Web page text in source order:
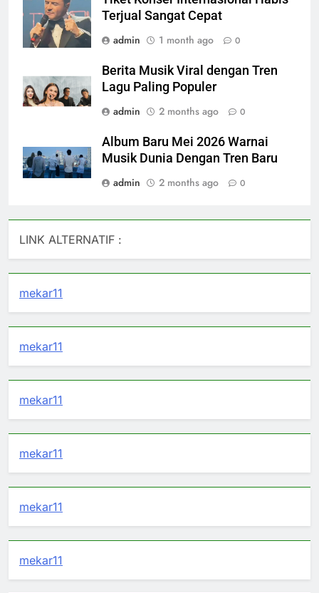
Terjual Sangat Cepat
admin
1 month ago 0
Berita Musik Viral dengan Tren
Lagu Paling Populer
admin
2 months ago 0
Album Baru Mei 2026 Warnai
Musik Dunia Dengan Tren Baru
admin
2 months ago 0
LINK ALTERNATIF :
mekar11
mekar11
mekar11
mekar11
mekar11
mekar11